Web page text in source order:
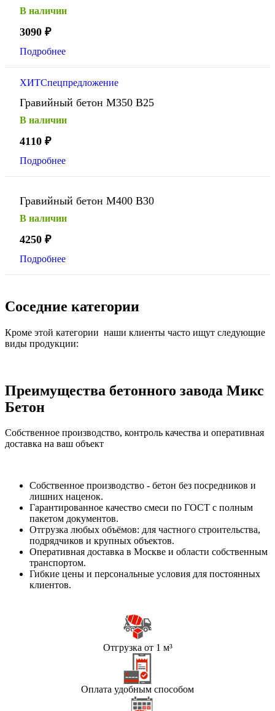
В наличии
3090 ₽
Подробнее
ХИТСпецпредложение
Гравийный бетон М350 В25
В наличии
4110 ₽
Подробнее
Гравийный бетон М400 В30
В наличии
4250 ₽
Подробнее
Соседние категории
Кроме этой категории наши клиенты часто ищут следующие
виды продукции:
Преимущества бетонного завода Микс
Бетон
Собственное производство, контроль качества и оперативная
доставка на ваш объект
Собственное производство - бетон без посредников и
лишних наценок.
Гарантированное качество смеси по ГОСТ с полным
пакетом документов.
Отгрузка любых объёмов: для частного строительства,
подрядчиков и крупных объектов.
Оперативная доставка в Москве и области собственным
транспортом.
Гибкие цены и персональные условия для постоянных
клиентов.
Отгрузка от 1 м³
Оплата удобным способом